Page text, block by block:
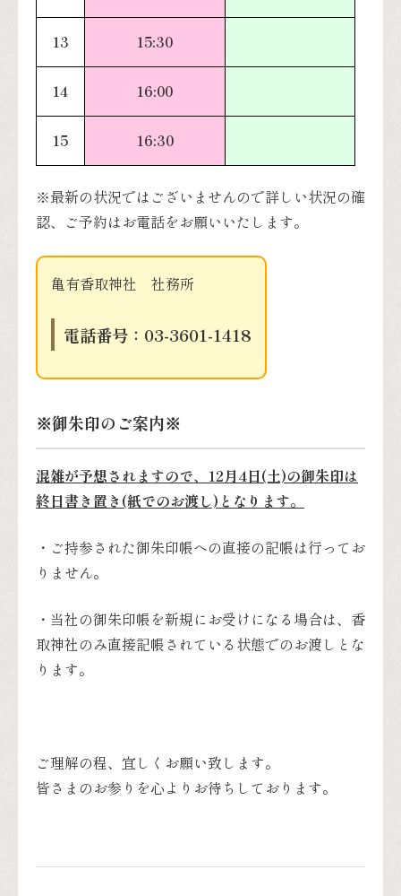
13 15:30
14 16:00
15 16:30
※最新の状況ではございませんので詳しい状況の確
認、ご予約はお電話をお願いいたします。
亀有香取神社 社務所
電話番号： 03-3601-1418
※御朱印のご案内※
混雑が予想されますので、12月4日(土)の御朱印は
終日書き置き(紙でのお渡し)となります。
・ご持参された御朱印帳への直接の記帳は行ってお
りません。
・当社の御朱印帳を新規にお受けになる場合は、香
取神社のみ直接記帳されている状態でのお渡しとな
ります。
ご理解の程、宜しくお願い致します。
皆さまのお参りを心よりお待ちしております。